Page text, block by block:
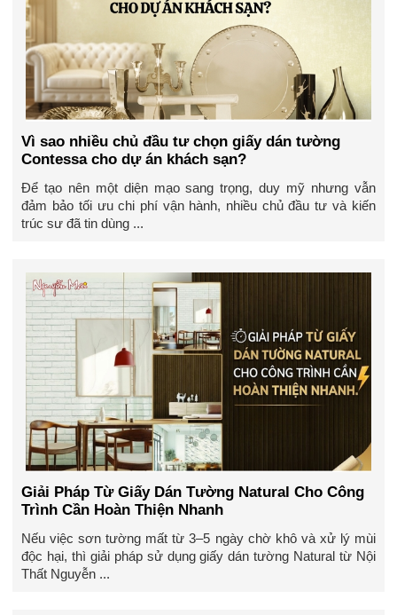
Vì sao nhiều chủ đầu tư chọn giấy dán tường
Contessa cho dự án khách sạn?
Để tạo nên một diện mạo sang trọng, duy mỹ nhưng vẫn
đảm bảo tối ưu chi phí vận hành, nhiều chủ đầu tư và kiến
trúc sư đã tin dùng ...
Giải Pháp Từ Giấy Dán Tường Natural Cho Công
Trình Cần Hoàn Thiện Nhanh
Nếu việc sơn tường mất từ 3–5 ngày chờ khô và xử lý mùi
độc hại, thì giải pháp sử dụng giấy dán tường Natural từ Nội
Thất Nguyễn ...